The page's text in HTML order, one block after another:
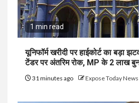
1 min read
यूनिफॉर्म खरीदी पर हाईकोर्ट का बड़ा
टेंडर पर अंतरिम रोक, MP के 2 लाख
31 minutes ago Expose Today News